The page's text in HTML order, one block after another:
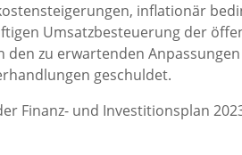
inflationär
Umsatzbesteuerung der
den zu erwartenden
geschuldet.
Finanz- und Investitionsplan